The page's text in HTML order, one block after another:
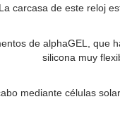
La carcasa de este reloj
de alphaGEL, que
silicona muy
mediante células